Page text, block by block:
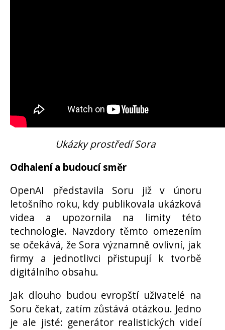
Ukázky prostředí Sora
Odhalení a budoucí směr
OpenAI představila Soru již v únoru
letošního roku, kdy publikovala ukázková
videa a upozornila na limity této
technologie. Navzdory těmto omezením
se očekává, že Sora významně ovlivní, jak
firmy a jednotlivci přistupují k tvorbě
digitálního obsahu.
Jak dlouho budou evropští uživatelé na
Soru čekat, zatím zůstává otázkou. Jedno
je ale jisté: generátor realistických videí